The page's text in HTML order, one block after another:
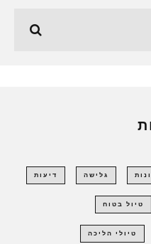
גלישה דיעות
טיול בטוח
טיולי הליכה